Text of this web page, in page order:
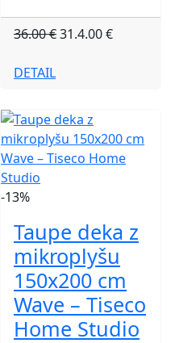
36.00 €31.4.00 €
DETAIL
-13%
Taupe deka z
mikroplyšu
150x200 cm
Wave – Tiseco
Home Studio